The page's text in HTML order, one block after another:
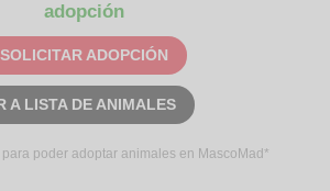
adopción
SOLICITAR ADOPCIÓN
A LISTA DE ANIMALES
para poder adoptar animales en MascoMad*